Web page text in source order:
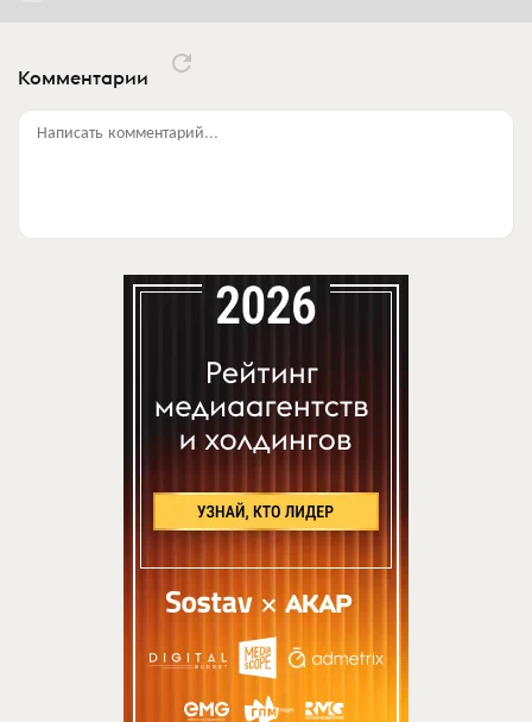
Комментарии
Написать комментарий...